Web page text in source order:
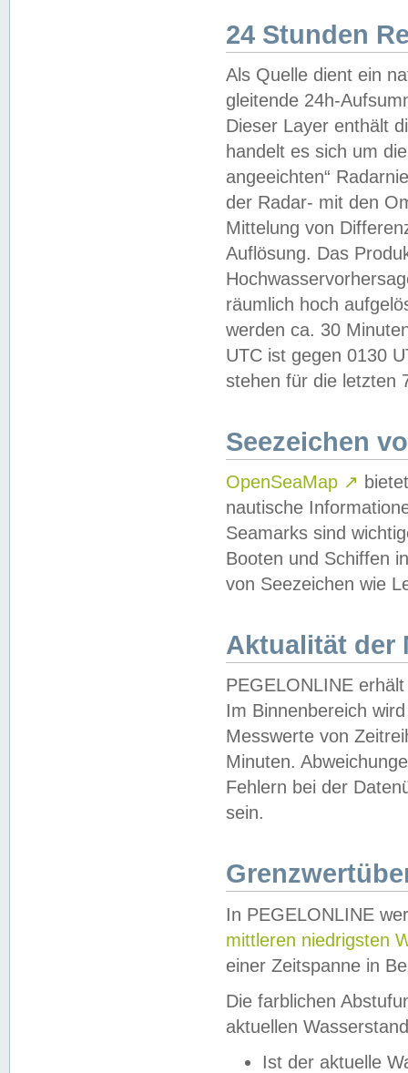
24 Stunden
Als Quelle dient ein
gleitende 24h-
Dieser Layer enthält
handelt es sich um
angeeichten“
der Radar- mit den
Mittelung von
Auflösung. Das
räumlich hoch
werden ca. 30
UTC ist gegen 0130
stehen für die letzten
Seezeichen
OpenSeaMap ↗
nautische
Seamarks sind
Booten und Schiffen
von Seezeichen wie
Aktualität der
PEGELONLINE
Im Binnenbereich
Messwerte von
Minuten.
Fehlern bei der
sein.
In PEGELONLINE
mittleren niedrigsten
einer Zeitspanne in
Die farblichen
aktuellen
Ist der aktuelle